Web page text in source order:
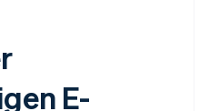
E-